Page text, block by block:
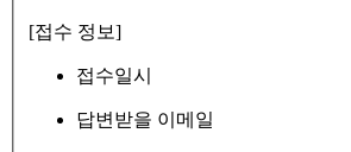
[접수 정보]
접수일시
답변받을 이메일